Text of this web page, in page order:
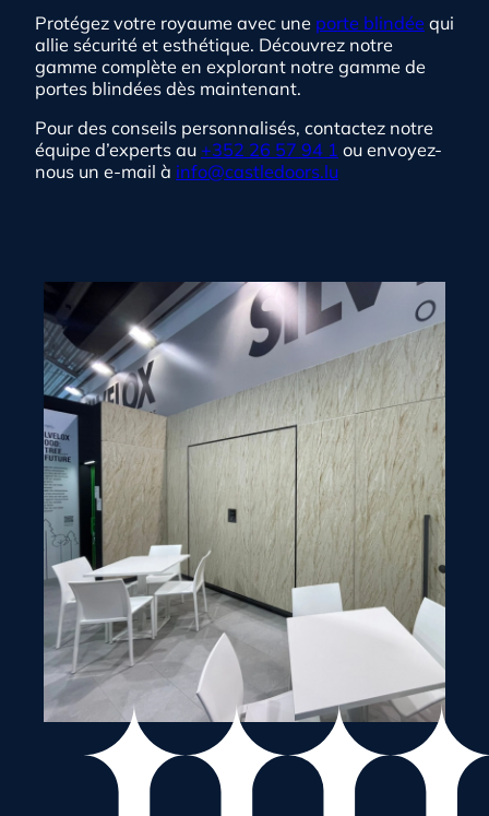
Protégez votre royaume avec une porte blindée qui
allie sécurité et esthétique. Découvrez notre
gamme complète en explorant notre gamme de
portes blindées dès maintenant.
Pour des conseils personnalisés, contactez notre
équipe d’experts au +352 26 57 94 1 ou envoyez-
nous un e-mail à info@castledoors.lu